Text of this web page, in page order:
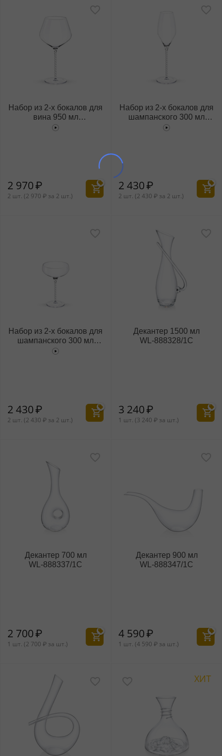
Набор из 2-х бокалов для
вина 950 мл
WL‑888103/2C
2 970₽
2 шт. (2 970 ₽ за 2 шт.)
Набор из 2-х бокалов для
шампанского 300 мл
WL‑888104/2C
2 430₽
2 шт. (2 430 ₽ за 2 шт.)
Набор из 2-х бокалов для
шампанского 300 мл
WL‑888105/2C
2 430₽
2 шт. (2 430 ₽ за 2 шт.)
Декантер 1500 мл
WL‑888328/1C
3 240₽
1 шт. (3 240 ₽ за шт.)
Декантер 700 мл
WL‑888337/1C
2 700₽
1 шт. (2 700 ₽ за шт.)
Декантер 900 мл
WL‑888347/1C
4 590₽
1 шт. (4 590 ₽ за шт.)
ХИТ